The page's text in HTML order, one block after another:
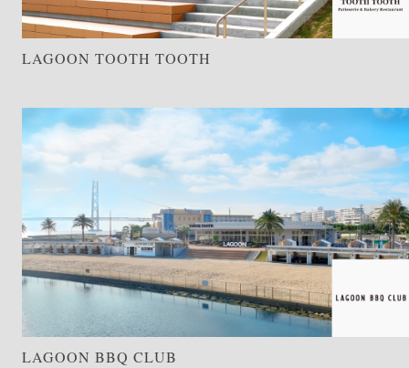
LAGOON TOOTH TOOTH
LAGOON BBQ CLUB